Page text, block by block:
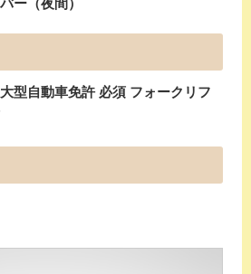
型自動車免許 必須 フォークリフ